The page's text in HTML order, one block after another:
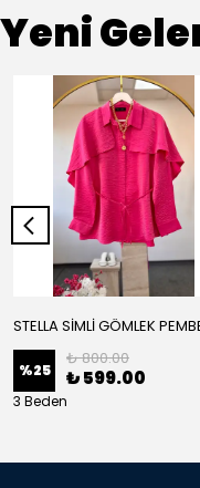
Yeni
STELLA SİMLİ GÖMLEK
%25
₺ 800.00
₺ 599.00
3 Beden